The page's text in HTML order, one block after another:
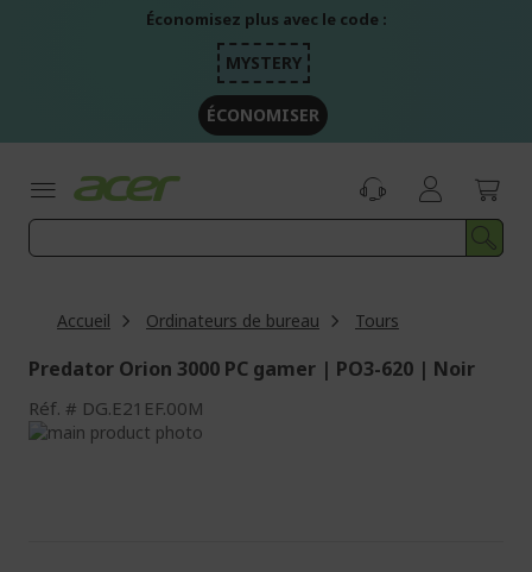
Économisez plus avec le code :
MYSTERY
ÉCONOMISER
Accueil Ordinateurs de bureau Tours
Predator Orion 3000 PC gamer | PO3-620 | Noir
Réf. DG.E21EF.00M
Passer